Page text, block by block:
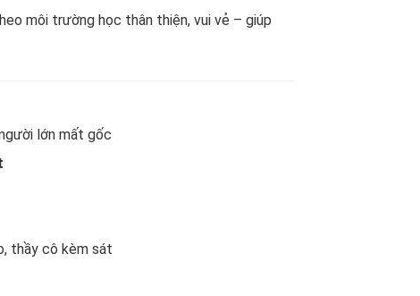
môi trường học thân thiện, vui vẻ – giúp
lớn mất gốc
thầy cô kèm sát